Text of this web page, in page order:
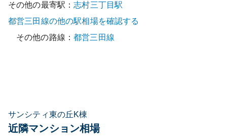
その他の最寄駅：志村三丁目 駅
都営三田線の他の駅相場を確認する
その他の路線：都営三田線
サンシティ東の丘K棟
近隣マンション相場